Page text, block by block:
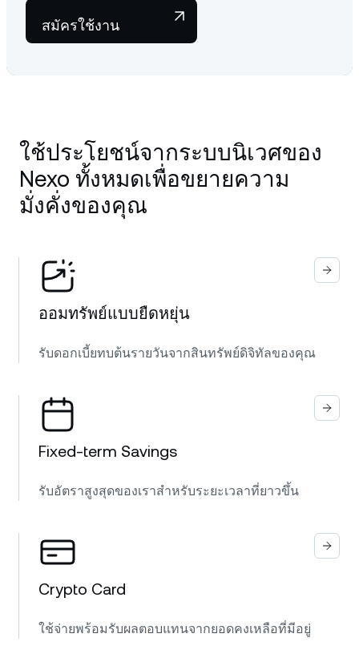
สมัครใช้งาน
ใช้ประโยชน์จากระบบนิเวศของ
Nexo ทั้งหมดเพื่อขยายความ
มั่งคั่งของคุณ
ออมทรัพย์แบบยืดหยุ่น
รับดอกเบี้ยทบต้นรายวันจากสินทรัพย์ดิจิทัลของคุณ
Fixed-term Savings
รับอัตราสูงสุดของเราสำหรับระยะเวลาที่ยาวขึ้น
Crypto Card
ใช้จ่ายพร้อมรับผลตอบแทนจากยอดคงเหลือที่มีอยู่